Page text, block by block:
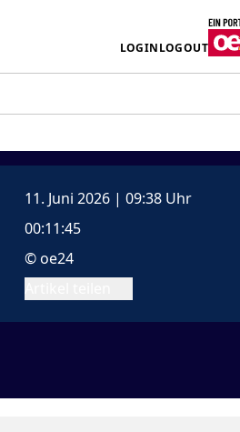
LOGINLOGOUT
11. Juni 2026 | 09:38 Uhr
00:11:45
© oe24